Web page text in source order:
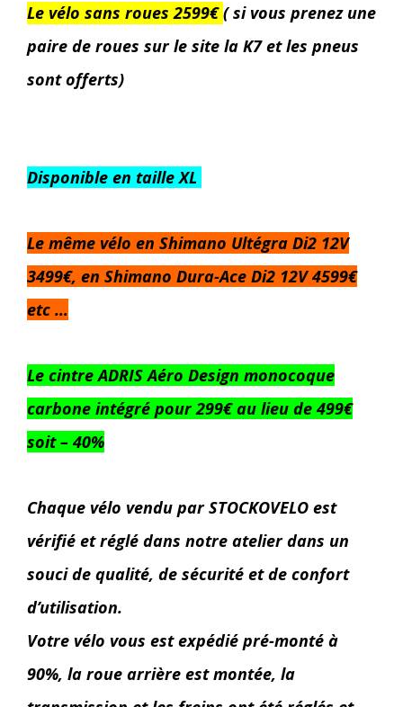
Le vélo sans roues 2599€( si vous prenez une
paire de roues sur le site la K7 et les pneus
sont offerts)
Disponible en taille XL
Le même vélo en Shimano Ultégra Di2 12V
3499€, en Shimano Dura-Ace Di2 12V 4599€
etc …
Le cintre ADRIS Aéro Design monocoque
carbone intégré pour 299€ au lieu de 499€
soit – 40%
Chaque vélo vendu par STOCKOVELO est
vérifié et réglé dans notre atelier dans un
souci de qualité, de sécurité et de confort
d’utilisation.
Votre vélo vous est expédié pré-monté à
90%, la roue arrière est montée, la